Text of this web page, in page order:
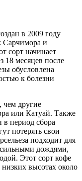
в 2009 году
Сарчимора и
сорт начинает
18 месяцев после
обусловлена
к болезни
чем другие
или Катуай. Также
период сбора
потерять свои
подходит для
сильными дождями,
Этот сорт кофе
высотах около